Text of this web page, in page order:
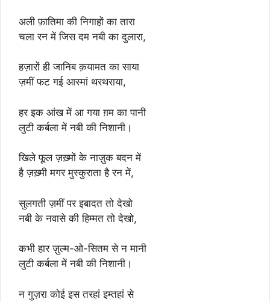
अली फ़ातिमा की निगाहों का तारा
चला रन में जिस दम नबी का दुलारा,
हज़ारों ही जानिब क़यामत का साया
ज़मीं फट गई आस्मां थरथराया,
हर इक आंख में आ गया ग़म का पानी
लुटी कर्बला में नबी की निशानी।
खिले फूल ज़ख़्मों के नाज़ुक बदन में
है ज़ख़्मी मगर मुस्कुराता है रन में,
सुलगती ज़मीं पर इबादत तो देखो
नबी के नवासे की हिम्मत तो देखो,
कभी हार ज़ुल्म-ओ-सितम से न मानी
लुटी कर्बला में नबी की निशानी।
न गुज़रा कोई इस तरहां इम्तहां से